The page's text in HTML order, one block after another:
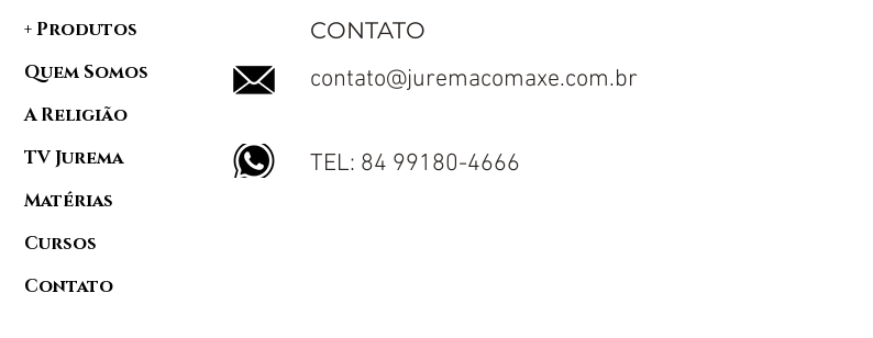
+ Produtos
Quem Somos
A Religião
TV Jurema
Matérias
Cursos
Contato
CONTATO
contato@juremacomaxe.com.br
TEL: 84 99180-4666